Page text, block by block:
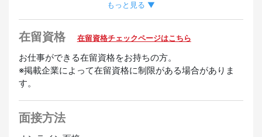
もっと見る ▼
在留資格 在留資格チェックページはこちら
お仕事ができる在留資格をお持ちの方。
※掲載企業によって在留資格に制限がある場合がありま
す。
面接方法